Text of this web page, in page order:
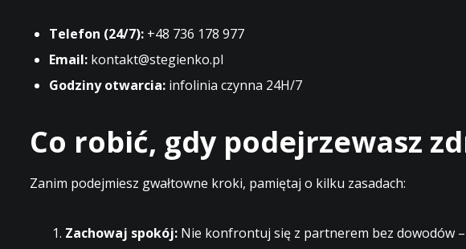
Telefon (24/7): +48 736 178 977
Email: kontakt@stegienko.pl
Godziny otwarcia: infolinia czynna 24H/7
Co robić, gdy podejrzewasz
Zanim podejmiesz gwałtowne kroki, pamiętaj o kilku zasadach:
Zachowaj spokój: Nie konfrontuj się z partnerem bez dowodów